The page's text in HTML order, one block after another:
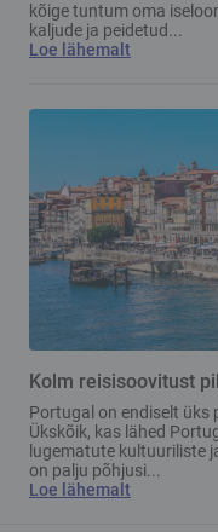
kõige tuntum oma
kaljude ja peidetud...
Loe lähemalt
Kolm reisisoovitust
Portugal on endiselt üks
Ükskõik, kas lähed
lugematute kultuuriliste
on palju põhjusi...
Loe lähemalt